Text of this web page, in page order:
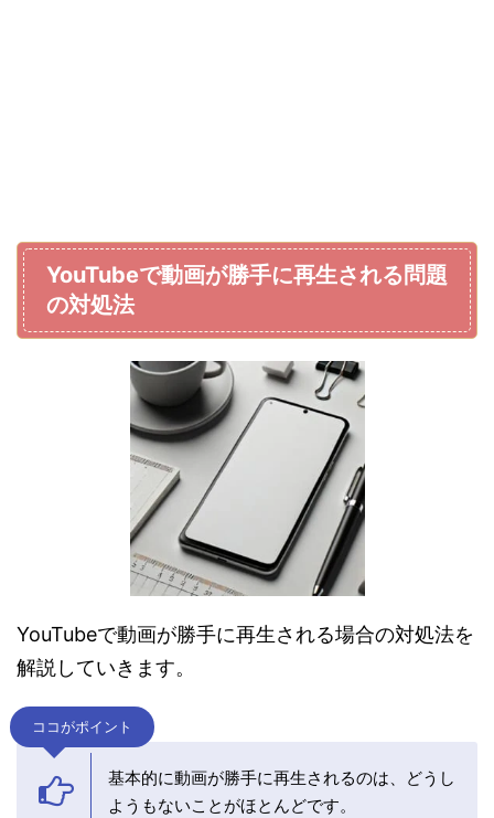
YouTubeで動画が勝手に再生される問題
の対処法
YouTubeで動画が勝手に再生される場合の対処法を
解説していきます。
ココがポイント
基本的に動画が勝手に再生されるのは、どうし
ようもないことがほとんどです。